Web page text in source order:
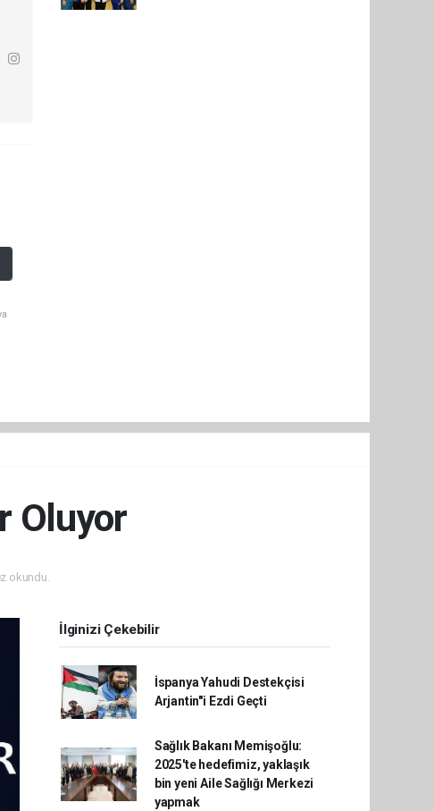
Oluyor
okundu.
İlginizi Çekebilir
İspanya Yahudi Destekçisi
Arjantin"i Ezdi Geçti
Sağlık Bakanı Memişoğlu:
2025'te hedefimiz, yaklaşık
bin yeni Aile Sağlığı Merkezi
yapmak